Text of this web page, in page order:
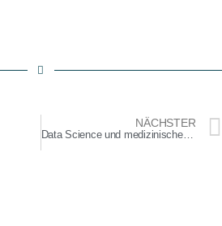
NÄCHSTER
Data Science und medizinischem Knowhow – Lindera CEO, Diana Heinrichs im Interview